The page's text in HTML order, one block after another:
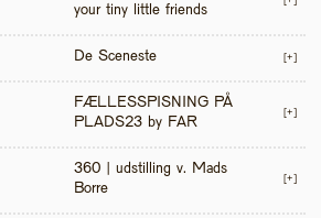
your tiny little friends
De Sceneste [+]
FÆLLESSPISNING PÅ
PLADS23 by FAR
[+]
360 | udstilling v. Mads
Borre
[+]